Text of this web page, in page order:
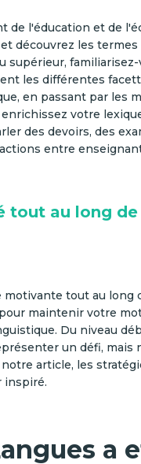
de l'éducation et de
découvrez les
supérieur,
les différentes
en passant par les
votre
des devoirs, des
entre
tout au long de
motivante tout au long
maintenir votre
Du niveau
un défi, mais
article, les
inspiré.
a